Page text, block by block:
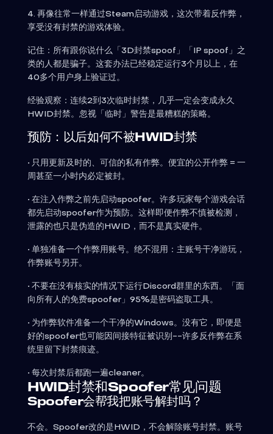
4. 再像往常一样通过Steam启动游戏，这次带着反作弊，
享受没有封禁的游戏体验。
记住：所有跟你说什么「3D封禁spoof」「IP spoof」之
类的人都是骗子。这套办法已经稳定运行3个月以上，在
40多个用户身上验证过。
经验观察：连续2到3次临时封禁，几乎一定会变成永久
HWID封禁。忽视「临时」警告是最糟糕的策略。
预防：以后如何不被HWID封禁
• 只用更新及时的、可信的私有作弊。便宜的公开作弊 = 一
周甚至一小时内必定被封。
• 在注入作弊之前先启动spoofer。许多玩家每个游戏会话
都先启动spoofer作为预防。这样即便作弊不慎被检测，
泄露的也只是伪造的HWID，而不是真实硬件。
• 单独准备一个作弊用账号。绝不混用：主账号干净游玩，
作弊账号另开。
• 不要在没有核实的情况下运行Discord群里的东西。「面
向所有人的免费spoofer」95%是密码盗取工具。
• 为作弊软件准备一个干净的Windows。没有它，即便是
好的spoofer也可能因间接特征被识别--许多反作弊在系
统里留下封禁痕迹。
• 每次封禁后都跑一遍cleaner。
HWID封禁和Spoofer常见问题
Spoofer会帮我把账号解封吗？
不会。Spoofer改的是HWID，不会解除账号封禁。账号